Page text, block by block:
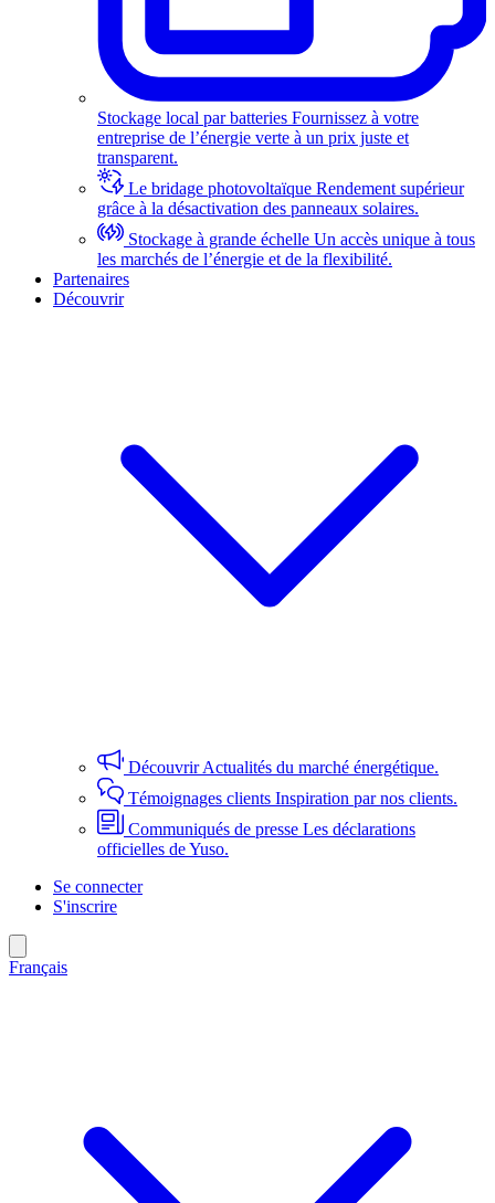
Stockage local par batteries Fournissez à votre
entreprise de l’énergie verte à un prix juste et
transparent.
Le bridage photovoltaïque Rendement supérieur
grâce à la désactivation des panneaux solaires.
Stockage à grande échelle Un accès unique à tous
les marchés de l’énergie et de la flexibilité.
Partenaires
Découvrir
DécouvrirActualités du marché énergétique.
Témoignages clients Inspiration par nos clients.
Communiqués de presse Les déclarations
officielles de Yuso.
Se connecter
S'inscrire
Français